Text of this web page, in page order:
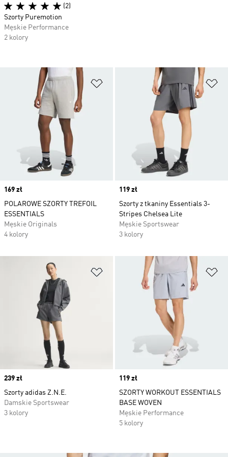
Dodaj do listy życzeń
Price
169 zł
POLAROWE SZORTY TREFOIL
ESSENTIALS
Męskie Originals
4 kolory
Price
119 zł
Szorty z tkaniny Essentials 3-
Stripes Chelsea Lite
Męskie Sportswear
3 kolory
Dodaj do listy życzeń
Price
239 zł
Szorty adidas Z.N.E.
Damskie Sportswear
3 kolory
Price
119 zł
SZORTY WORKOUT ESSENTIALS
BASE WOVEN
Męskie Performance
5 kolory
(2)
Szorty Puremotion
Męskie Performance
2 kolory